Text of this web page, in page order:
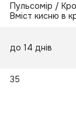
Пульсомір /
Вміст кисню в
до 14 днів
35